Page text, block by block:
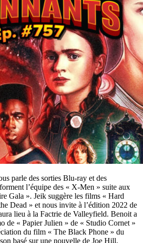
parle des sorties Blu-ray et des
l’équipe des « X-Men » suite aux
Gala ». Jeik suggère les films « Hard
Dead » et nous invite à l’édition 2022 de
lieu à la Factrie de Valleyfield. Benoit a
de « Papier Julien » de « Studio Cornet »
du film « The Black Phone » du
basé sur une nouvelle de Joe Hill.